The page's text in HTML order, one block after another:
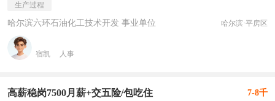
生产过程
哈尔滨六环石油化工技术开发 事业单位 哈尔滨·平房区
宿凯 人事
高薪稳岗7500月薪+交五险/包吃住 7-8千